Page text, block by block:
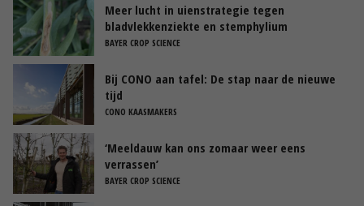
Meer lucht in uienstrategie tegen
bladvlekkenziekte en stemphylium
BAYER CROP SCIENCE
Bij CONO aan tafel: De stap naar de nieuwe
tijd
CONO KAASMAKERS
‘Meeldauw kan ons zomaar weer eens
verrassen’
BAYER CROP SCIENCE